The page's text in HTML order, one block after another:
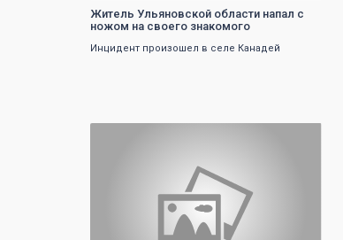
Житель Ульяновской области напал с
ножом на своего знакомого
Инцидент произошел в селе Канадей